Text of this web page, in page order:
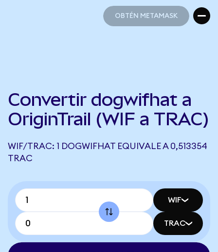
OBTÉN METAMASK
Convertir dogwifhat a
OriginTrail (WIF a TRAC)
WIF/TRAC: 1 DOGWIFHAT EQUIVALE A 0,513354
TRAC
WIF
TRAC